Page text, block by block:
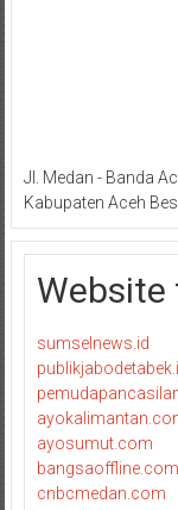
Jl. Medan - Banda
Kabupaten Aceh
sumselnews.id
ayosumut.com
bangsaoffline.com
cnbcmedan.com